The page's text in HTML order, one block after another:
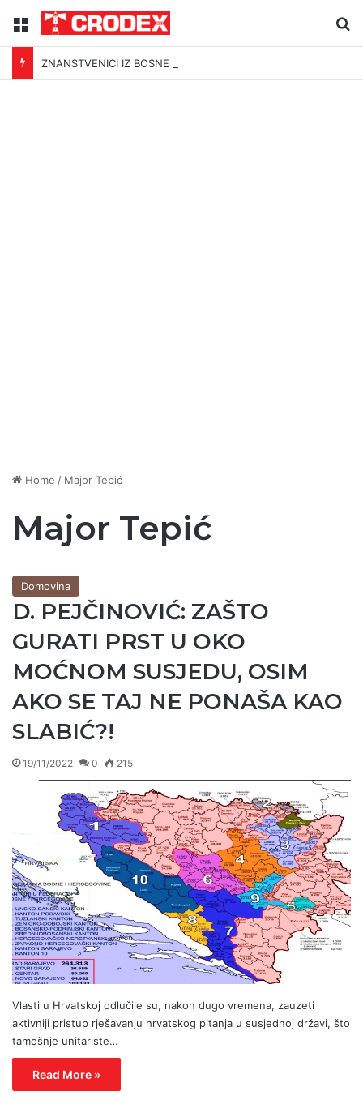
Menu
ZNANSTVENICI IZ BOSNE OTKRILI NACIZAM U – BOSNI!
Home / Major Tepić
Major Tepić
Domovina
D. PEJČINOVIĆ: ZAŠTO
GURATI PRST U OKO
MOĆNOM SUSJEDU, OSIM
AKO SE TAJ NE PONAŠA KAO
SLABIĆ?!
19/11/2022 0 215
Vlasti u Hrvatskoj odlučile su, nakon dugo vremena, zauzeti
aktivniji pristup rješavanju hrvatskog pitanja u susjednoj državi, što
tamošnje unitariste…
Read More »